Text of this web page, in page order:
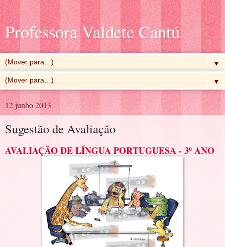
Professora Valdete Cantú
▼
▼
12 junho 2013
Sugestão de Avaliação
AVALIAÇÃO DE LÍNGUA PORTUGUESA - 3º ANO